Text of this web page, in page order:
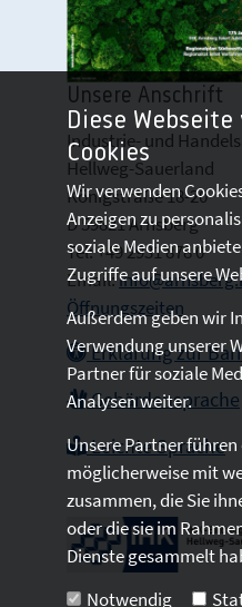
Unsere Anschrift
Industrie- und
Hellweg-Sauerland
Königstraße 18-20
D 59821 Arnsberg
Tel: +49 2931 878 0
Email:
Öffnungszeiten
Erklärung zur
Gebärdensprache
Leichte Sprache
Diese
Cookies
Wir verwenden
Anzeigen zu
soziale Medien
Zugriffe auf unsere
Außerdem geben wir
Verwendung unserer
Partner für soziale
Analysen weiter.
Unsere Partner
möglicherweise mit
zusammen, die Sie
oder die sie im
Dienste gesammelt
Notwendig